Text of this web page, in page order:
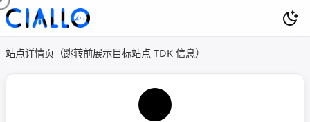
站点详情页（跳转前展示目标站点 TDK 信息）